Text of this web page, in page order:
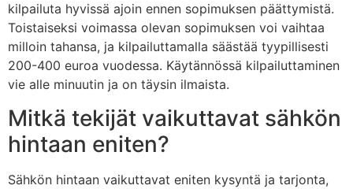
kilpailuta hyvissä ajoin ennen sopimuksen päättymistä.
Toistaiseksi voimassa olevan sopimuksen voi vaihtaa
milloin tahansa, ja kilpailuttamalla säästää tyypillisesti
200-400 euroa vuodessa. Käytännössä kilpailuttaminen
vie alle minuutin ja on täysin ilmaista.
Mitkä tekijät vaikuttavat sähkön
hintaan eniten?
Sähkön hintaan vaikuttavat eniten kysyntä ja tarjonta,